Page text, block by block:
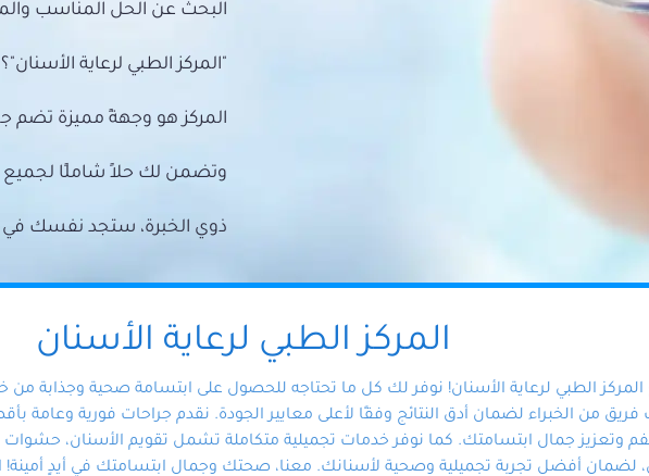
البحث عن الحل المناسب
"المركز الطبي لرعاية الأسنان"؟
المركز هو وجهةً مميزة تضم
وتضمن لك حلاً شاملًا
ذوي الخبرة، ستجد نفسك في
المركز الطبي لرعاية الأسنان
الطبي لرعاية الأسنان! نوفر لك كل ما تحتاجه للحصول على ابتسامة صحية وجذابة
من الخبراء لضمان أدق النتائج وفقًا لأعلى معايير الجودة. نقدم جراحات فورية وعامة
وتعزيز جمال ابتسامتك. كما نوفر خدمات تجميلية متكاملة تشمل تقويم الأسنان، حشوات
لضمان أفضل تجربة تجميلية وصحية لأسنانك. معنا، صحتك وجمال ابتسامتك في أيدٍ أمينة!